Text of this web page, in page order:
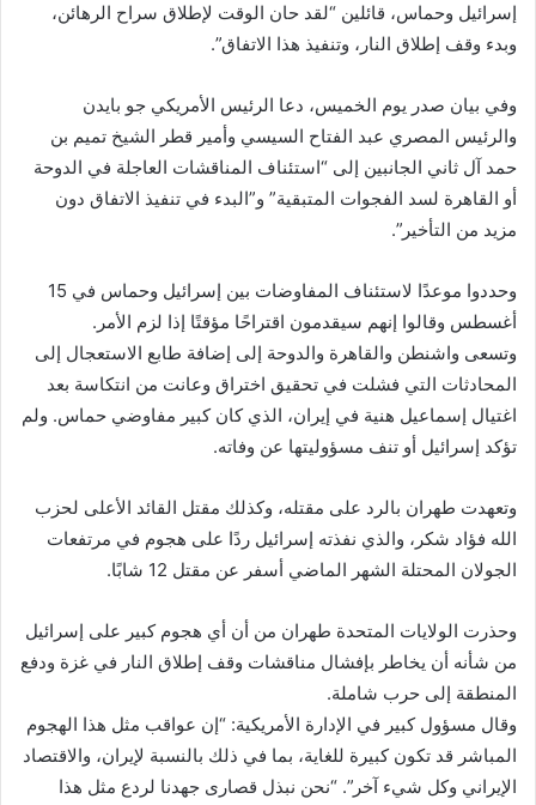
إسرائيل وحماس، قائلين “لقد حان الوقت لإطلاق سراح الرهائن،
وبدء وقف إطلاق النار، وتنفيذ هذا الاتفاق”.
وفي بيان صدر يوم الخميس، دعا الرئيس الأمريكي جو بايدن
والرئيس المصري عبد الفتاح السيسي وأمير قطر الشيخ تميم بن
حمد آل ثاني الجانبين إلى “استئناف المناقشات العاجلة في الدوحة
أو القاهرة لسد الفجوات المتبقية” و”البدء في تنفيذ الاتفاق دون
مزيد من التأخير”.
وحددوا موعدًا لاستئناف المفاوضات بين إسرائيل وحماس في 15
أغسطس وقالوا إنهم سيقدمون اقتراحًا مؤقتًا إذا لزم الأمر.
وتسعى واشنطن والقاهرة والدوحة إلى إضافة طابع الاستعجال إلى
المحادثات التي فشلت في تحقيق اختراق وعانت من انتكاسة بعد
اغتيال إسماعيل هنية في إيران، الذي كان كبير مفاوضي حماس. ولم
تؤكد إسرائيل أو تنف مسؤوليتها عن وفاته.
وتعهدت طهران بالرد على مقتله، وكذلك مقتل القائد الأعلى لحزب
الله فؤاد شكر، والذي نفذته إسرائيل ردًا على هجوم في مرتفعات
الجولان المحتلة الشهر الماضي أسفر عن مقتل 12 شابًا.
وحذرت الولايات المتحدة طهران من أن أي هجوم كبير على إسرائيل
من شأنه أن يخاطر بإفشال مناقشات وقف إطلاق النار في غزة ودفع
المنطقة إلى حرب شاملة.
وقال مسؤول كبير في الإدارة الأمريكية: “إن عواقب مثل هذا الهجوم
المباشر قد تكون كبيرة للغاية، بما في ذلك بالنسبة لإيران، والاقتصاد
الإيراني وكل شيء آخر”. “نحن نبذل قصارى جهدنا لردع مثل هذا